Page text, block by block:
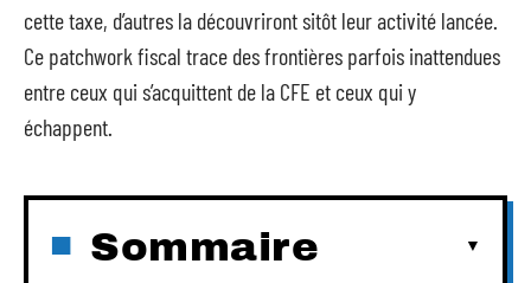
cette taxe, d’autres la découvriront sitôt leur activité lancée.
Ce patchwork fiscal trace des frontières parfois inattendues
entre ceux qui s’acquittent de la CFE et ceux qui y
échappent.
Sommaire